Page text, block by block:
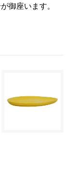
御座います。